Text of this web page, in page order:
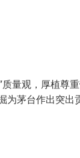
量观，厚植尊
茅台作出突